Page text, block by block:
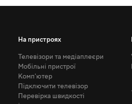
На пристроях
Телевізори та медіаплеєри
Мобільні пристрої
Комп'ютер
Підключити телевізор
Перевірка швидкості